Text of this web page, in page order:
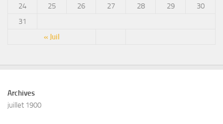
« Juil
24
25 26 27 28 29
30
31
Archives
juillet 1900